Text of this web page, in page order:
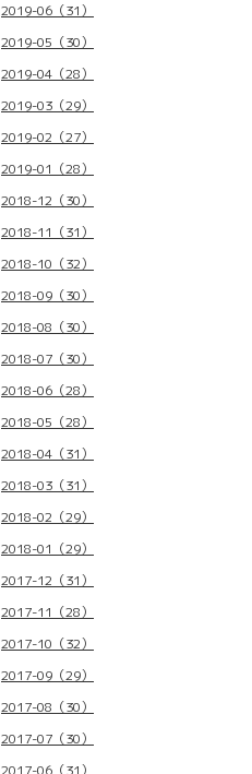
2019-06（31）
2019-05（30）
2019-04（28）
2019-03（29）
2019-02（27）
2019-01（28）
2018-12（30）
2018-11（31）
2018-10（32）
2018-09（30）
2018-08（30）
2018-07（30）
2018-06（28）
2018-05（28）
2018-04（31）
2018-03（31）
2018-02（29）
2018-01（29）
2017-12（31）
2017-11（28）
2017-10（32）
2017-09（29）
2017-08（30）
2017-07（30）
2017-06（31）